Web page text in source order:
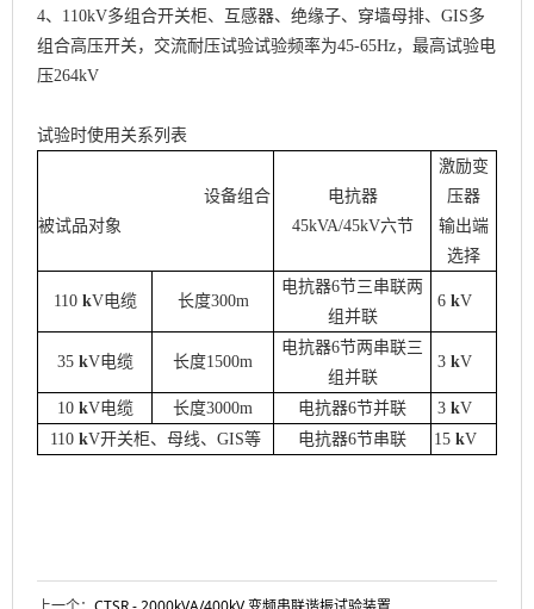
4、110kV多组合开关柜、互感器、绝缘子、穿墙母排、GIS多
组合高压开关，交流耐压试验试验频率为45-65Hz，最高试验电
压264kV
试验时使用关系列表
设备组合
被试品对象
电抗器
45kVA/45kV六节
激励变
压器
输出端
选择
110kV电缆 长度300m
电抗器6节三串联两
组并联
6 kV
35kV电缆 长度1500m
电抗器6节两串联三
组并联
3 kV
10kV电缆 长度3000m 电抗器6节并联 3 kV
110 kV开关柜、母线、 GIS等 电抗器6节串联 15kV